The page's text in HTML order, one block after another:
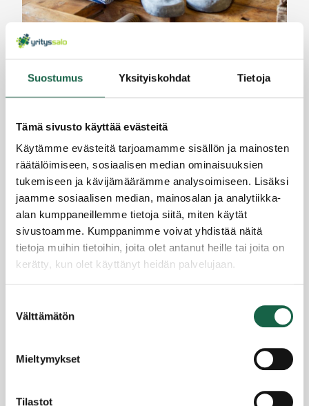
Suostumus Yksityiskohdat Tietoja
Tämä sivusto käyttää evästeitä
Käytämme evästeitä tarjoamamme sisällön ja mainosten
räätälöimiseen, sosiaalisen median ominaisuuksien
tukemiseen ja kävijämäärämme analysoimiseen. Lisäksi
jaamme sosiaalisen median, mainosalan ja analytiikka-
alan kumppaneillemme tietoja siitä, miten käytät
sivustoamme. Kumppanimme voivat yhdistää näitä
tietoja muihin tietoihin, joita olet antanut heille tai joita on
kerätty, kun olet käyttänyt heidän palvelujaan.
Evästeet >
valinta
Välttämätön
Mieltymykset
Tilastot
Tuotteita esillä puodin pöydällä.
Elämystapahtumat houkuttavat
kehitetty lisää. Yhteistyö helsinkiläisen Demmers
Teehausin kanssa poiki ensimmäisen
iltapäiväteetapahtuman 2023.
”Se oli menestys. Kaikki tehtiin itse omista
tuotteista, englantilaisen teen tyyliin. Viime kesänä
toteutimme ranskalaisen teehetken, johon
saimme mukaan toimittaja Helena Petäistön.
Silloin vieraita oli tuplasti niin paljon kuin
ensimmäisellä kerralla”, Pohjola muistelee.
teeasiantuntija Pekka Nihtisen kanssa, teemalla
siitä, miten tilatoiminnassa voi tehdä kokeiluja
matalalla kynnyksellä.
”Tapahtumissa haluamme aina tarjota jotain uutta.